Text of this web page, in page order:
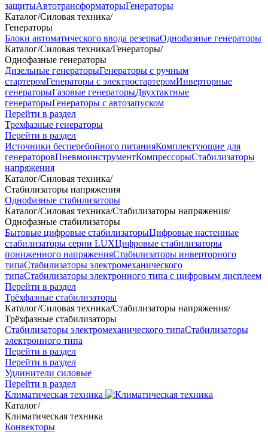
защитыАвтотрансформаторыГенераторы
Каталог/Силовая техника/
Генераторы
Блоки автоматического ввода резерваОднофазные генераторы
Каталог/Силовая техника/Генераторы/
Однофазные генераторы
Дизельные генераторыГенераторы с ручным
стартеромГенераторы с электростартеромИнверторные
генераторыГазовые генераторыДвухтактные
генераторыГенераторы с автозапуском
Перейти в раздел
Трехфазные генераторы
Перейти в раздел
Источники бесперебойного питанияКомплектующие для
генераторовПневмоинструментКомпрессорыСтабилизаторы
напряжения
Каталог/Силовая техника/
Стабилизаторы напряжения
Однофазные стабилизаторы
Каталог/Силовая техника/Стабилизаторы напряжения/
Однофазные стабилизаторы
Бытовые цифровые стабилизаторыЦифровые настенные
стабилизаторы серии LUXЦифровые стабилизаторы
пониженного напряженияСтабилизаторы инверторного
типаСтабилизаторы электромеханического
типаСтабилизаторы электронного типа с цифровым дисплеем
Перейти в раздел
Трёхфазные стабилизаторы
Каталог/Силовая техника/Стабилизаторы напряжения/
Трёхфазные стабилизаторы
Стабилизаторы электромеханического типаСтабилизаторы
электронного типа
Перейти в раздел
Перейти в раздел
Удлинители силовые
Перейти в раздел
Климатическая техника
Каталог/
Климатическая техника
Конвекторы